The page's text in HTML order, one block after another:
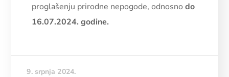
proglašenju prirodne nepogode, odnosnodo
16.07.2024. godine.
9. srpnja 2024.